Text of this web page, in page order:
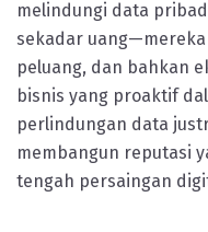
melindungi data
sekadar
peluang, dan bahkan
bisnis yang proaktif
perlindungan data
membangun reputasi
tengah persaingan